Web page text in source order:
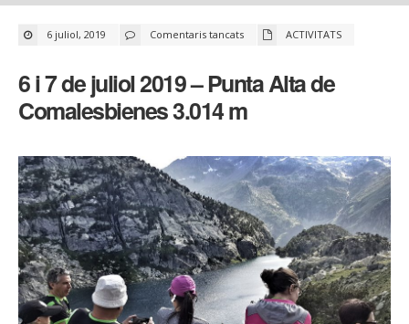
6 juliol, 2019 Comentaris tancatsa
6
juliol
2019
Punta
Alta
3.014
m
ACTIVITATS
6 i 7 de juliol 2019 – Punta Alta de
Comalesbienes 3.014 m